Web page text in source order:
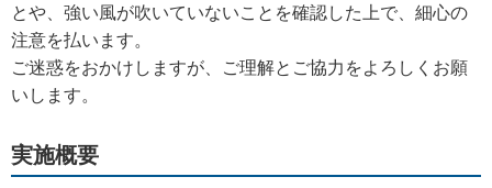
とや、強い風が吹いていないことを確認した上で、細心の
注意を払います。
ご迷惑をおかけしますが、ご理解とご協力をよろしくお願
いします。
実施概要